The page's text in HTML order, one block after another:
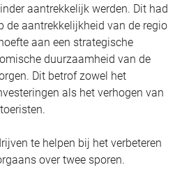
aantrekkelijk werden. Dit had
de aantrekkelijkheid van de regio
aan een strategische
duurzaamheid van de
Dit betrof zowel het
als het verhogen van
te helpen bij het verbeteren
over twee sporen.